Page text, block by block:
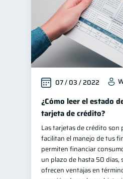
07 / 03 / 2022
¿Cómo leer el estado
tarjeta de crédito?
Las tarjetas de crédito
facilitan el manejo de tus
permiten financiar
un plazo de hasta 50 días,
ofrecen ventajas en